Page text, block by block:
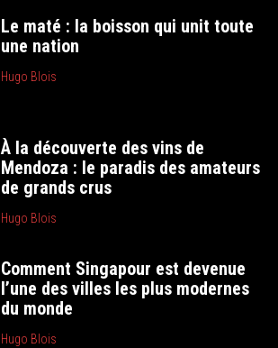
Le maté : la boisson qui unit toute
une nation
Hugo Blois
À la découverte des vins de
Mendoza : le paradis des amateurs
de grands crus
Hugo Blois
Comment Singapour est devenue
l’une des villes les plus modernes
du monde
Hugo Blois